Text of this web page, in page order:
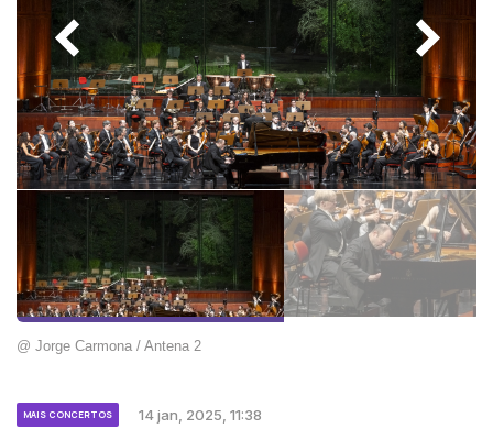
@ Jorge Carmona / Antena 2
MAIS CONCERTOS 14 jan, 2025, 11:38